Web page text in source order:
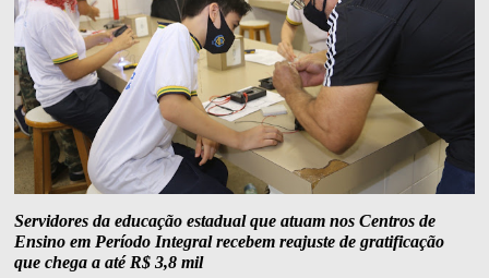
Servidores da educação estadual que atuam nos Centros de
Ensino em Período Integral recebem reajuste de gratificação
que chega a até R$ 3,8 mil